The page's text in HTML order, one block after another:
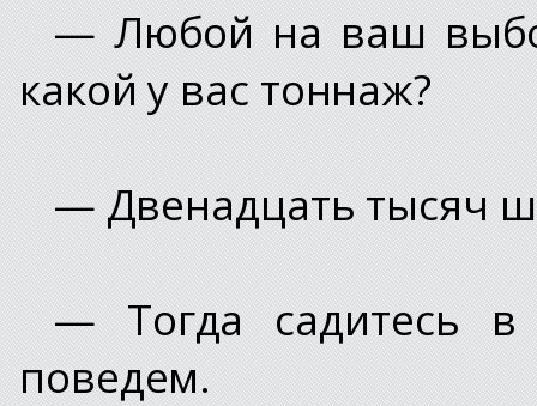
— Любой на ваш
какой у вас тоннаж?
— Двенадцать тысяч
— Тогда садитесь
поведем.